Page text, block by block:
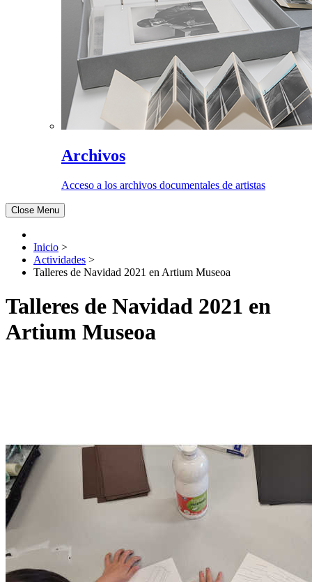
Archivos
Acceso a los archivos documentales de artistas
Close Menu
Inicio >
Actividades >
Talleres de Navidad 2021 en Artium Museoa
Talleres de Navidad 2021 en
Artium Museoa